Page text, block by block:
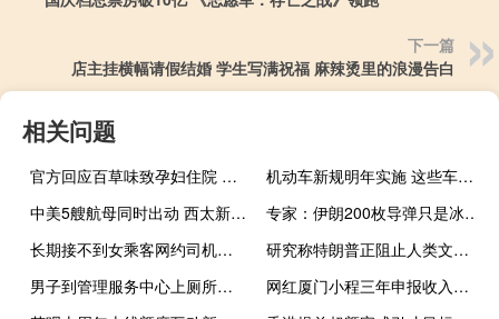
下一篇
店主挂横幅请假结婚 学生写满祝福 麻辣烫里的浪漫告白
相关问题
官方回应百草味致孕妇住院 消费者编造事实被处理
机动车新规明年实施 这些车型准驾年龄延长
中美5艘航母同时出动 西太新一轮交锋 双航母合训信号强
专家：伊朗200枚导弹只是冰山一角，中东局势岌岌可危
长期接不到女乘客网约司机投诉平台 疑被标签限制影响收入
研究称特朗普正阻止人类文明升级 阻碍技术进步与可持续发展
男子到管理服务中心上厕所遭驱赶 智障保洁员引误会已被停职
网红厦门小程三年申报收入仅数万 偷税被罚199万